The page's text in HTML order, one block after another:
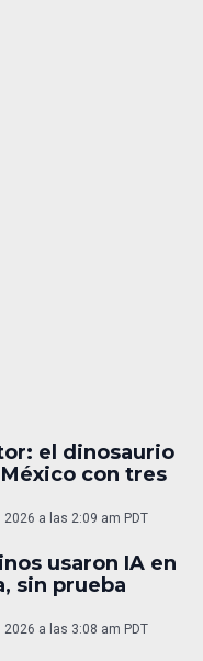
el dinosaurio
con tres
a las 2:09 am PDT
usaron IA en
sin prueba
a las 3:08 am PDT